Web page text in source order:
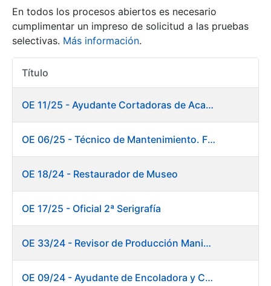
Mostrar/Ocultar
Mostrar/Ocultar
Mostrar/Ocultar
En todos los procesos abiertos es necesario
cumplimentar un impreso de solicitud a las pruebas
selectivas. Más información.
Título
OE 11/25 - Ayudante Cortadoras de Acabados. Fábrica Papel
OE 06/25 - Técnico de Mantenimiento. Fábrica Papel
OE 18/24 - Restaurador de Museo
OE 17/25 - Oficial 2ª Serigrafía
OE 33/24 - Revisor de Producción Manipulado Timbre
OE 09/24 - Ayudante de Encoladora y Calandra Máquina de Papel